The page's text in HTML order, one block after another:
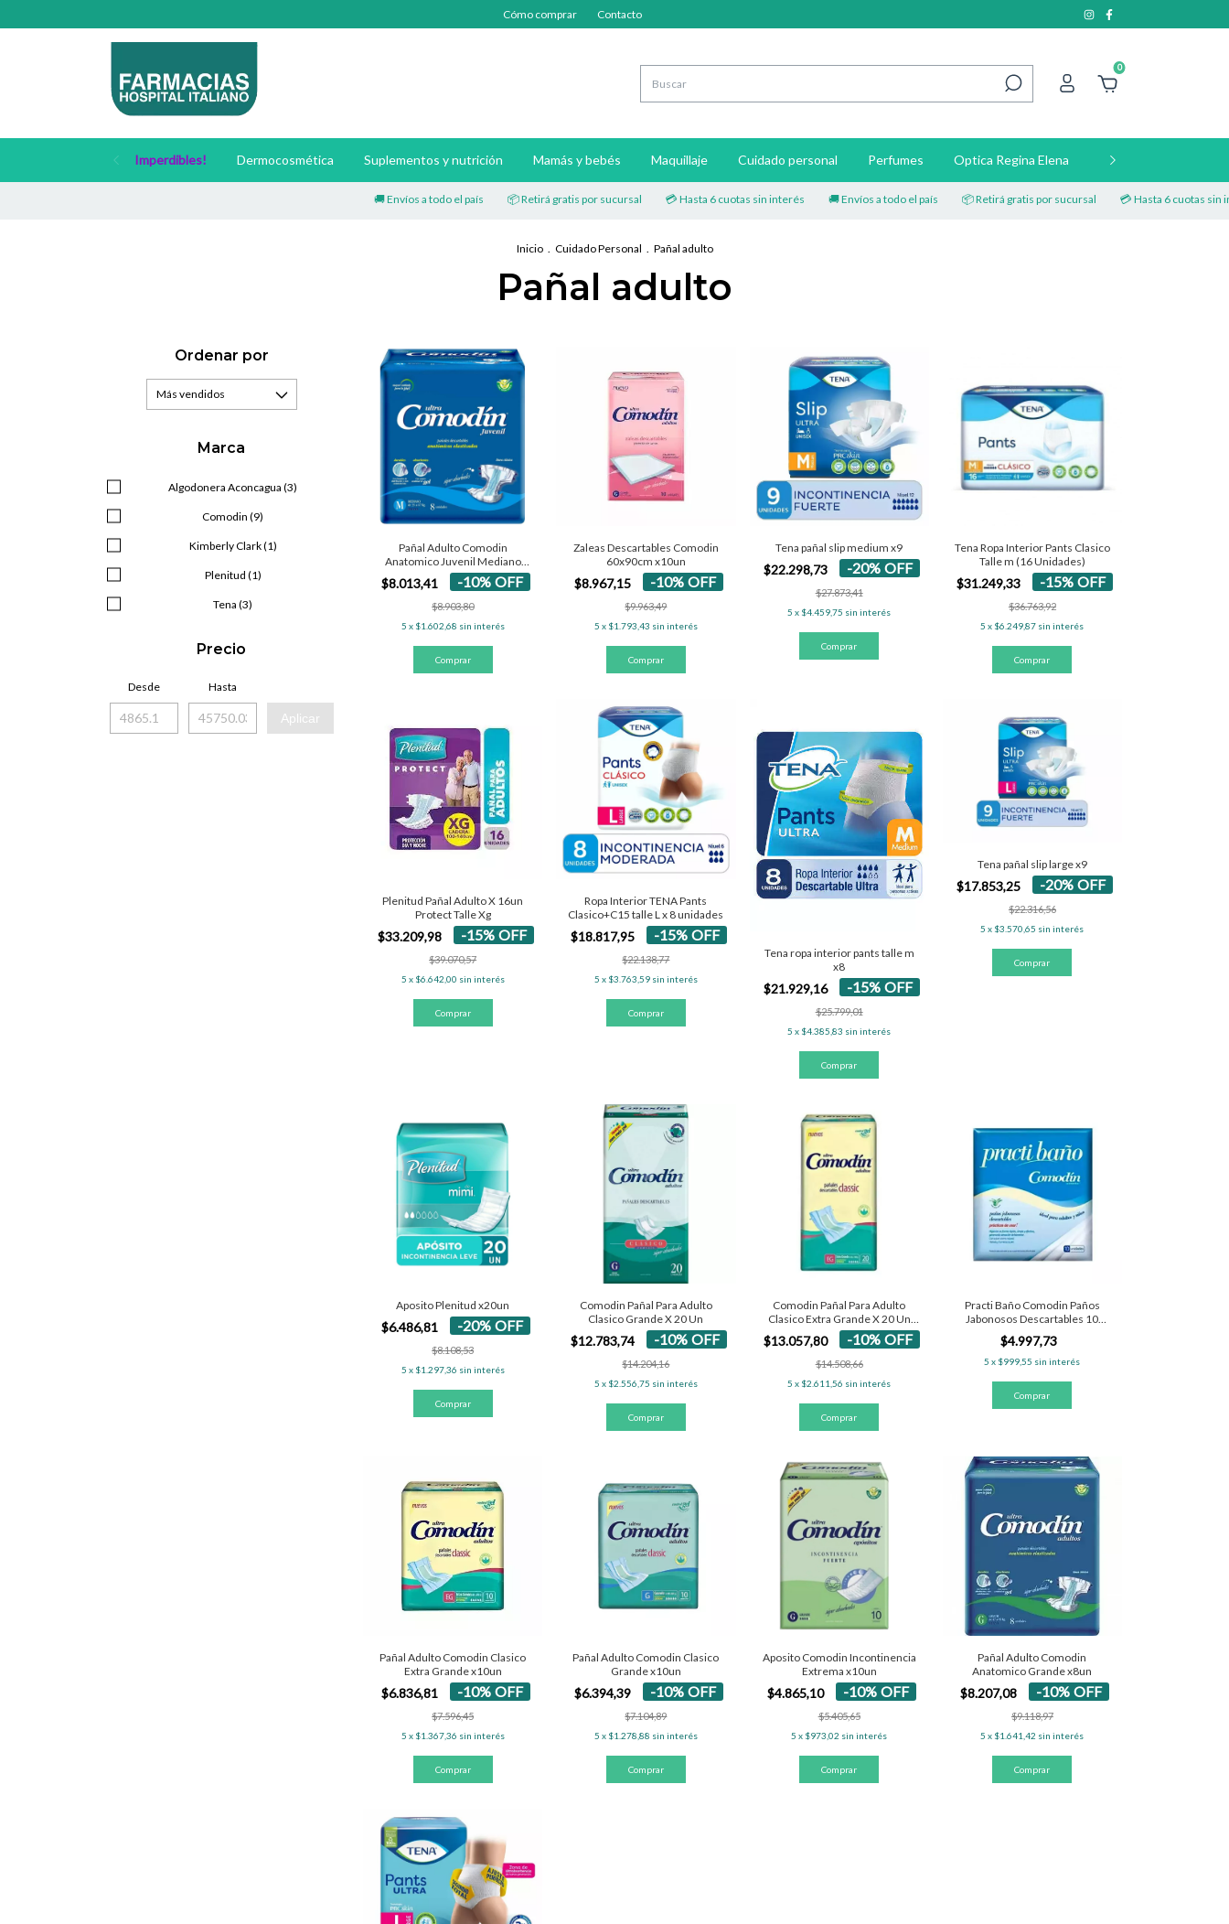
Cómo comprar Contacto
0
Imperdibles! Dermocosmética Suplementos y nutrición Mamás y bebés Maquillaje Cuidado personal Perfumes Optica Regina Elena Contacto
🚚 Envíos a todo el país 📦 Retirá gratis por sucursal 💳 Hasta 6 cuotas sin interés 🚚 Envíos a todo el país 📦 Retirá gratis por sucursal 💳 Hasta 6 cuotas sin interés
Inicio . Cuidado Personal . Pañal adulto
Pañal adulto
Ordenar por
Marca
Algodonera Aconcagua (3)
Comodin (9)
Kimberly Clark (1)
Plenitud (1)
Tena (3)
Precio
Desde Hasta
Aplicar
Pañal Adulto Comodin
Anatomico Juvenil Mediano
x8un
$8.013,41 -10% OFF
$8.903,80
5 x $1.602,68 sin interés
Zaleas Descartables Comodin
60x90cm x10un
$8.967,15 -10% OFF
$9.963,49
5 x $1.793,43 sin interés
Tena pañal slip medium x9
$22.298,73 -20%OFF
$27.873,41
5 x $4.459,75 sin interés
Tena Ropa Interior Pants Clasico
Talle m (16 Unidades)
$31.249,33 -15%OFF
$36.763,92
5 x $6.249,87 sin interés
Plenitud Pañal Adulto X 16un
Protect Talle Xg
$33.209,98 -15% OFF
$39.070,57
5 x $6.642,00 sin interés
Ropa Interior TENA Pants
Clasico+C15 talle L x 8 unidades
$18.817,95 -15% OFF
$22.138,77
5 x $3.763,59 sin interés
Tena ropa interior pants talle m
x8
$21.929,16 -15%OFF
$25.799,01
5 x $4.385,83 sin interés
Tena pañal slip large x9
$17.853,25 -20%OFF
$22.316,56
5 x $3.570,65 sin interés
Aposito Plenitud x20un
$6.486,81 -20% OFF
$8.108,53
5 x $1.297,36 sin interés
Comodin Pañal Para Adulto
Clasico Grande X 20 Un
$12.783,74 -10% OFF
$14.204,16
5 x $2.556,75 sin interés
Comodin Pañal Para Adulto
Clasico Extra Grande X 20 Un
Incontinencia Extrema
$13.057,80 -10%OFF
$14.508,66
5 x $2.611,56 sin interés
Practi Baño Comodin Paños
Jabonosos Descartables 10
$4.997,73
5 x $999,55 sin interés
Pañal Adulto Comodin Clasico
Extra Grande x10un
$6.836,81 -10% OFF
$7.596,45
5 x $1.367,36 sin interés
Pañal Adulto Comodin Clasico
Grande x10un
$6.394,39 -10% OFF
$7.104,89
5 x $1.278,88 sin interés
Aposito Comodin Incontinencia
Extrema x10un
$4.865,10 -10%OFF
$5.405,65
5 x $973,02 sin interés
Pañal Adulto Comodin
Anatomico Grande x8un
$8.207,08 -10%OFF
$9.118,97
5 x $1.641,42 sin interés